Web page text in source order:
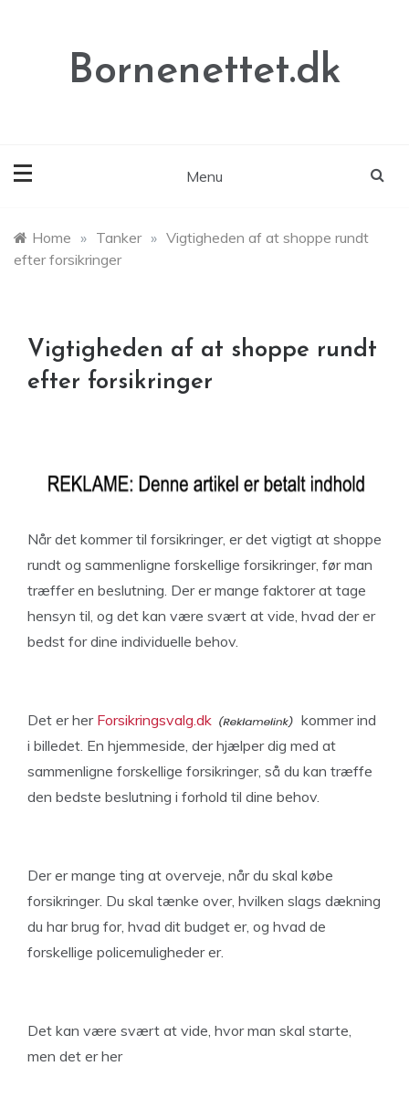
Bornenettet.dk
Menu
Home » Tanker » Vigtigheden af at shoppe rundt
efter forsikringer
Vigtigheden af at shoppe rundt
efter forsikringer
Når det kommer til forsikringer, er det vigtigt at shoppe
rundt og sammenligne forskellige forsikringer, før man
træffer en beslutning. Der er mange faktorer at tage
hensyn til, og det kan være svært at vide, hvad der er
bedst for dine individuelle behov.
Det er her Forsikringsvalg.dk
kommer ind
i billedet. En hjemmeside, der hjælper dig med at
sammenligne forskellige forsikringer, så du kan træffe
den bedste beslutning i forhold til dine behov.
Der er mange ting at overveje, når du skal købe
forsikringer. Du skal tænke over, hvilken slags dækning
du har brug for, hvad dit budget er, og hvad de
forskellige policemuligheder er.
Det kan være svært at vide, hvor man skal starte,
men det er her